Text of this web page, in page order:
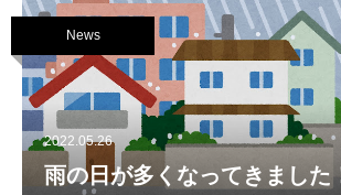
の所へ
News
2022.05.26
雨の日が多くなってきました